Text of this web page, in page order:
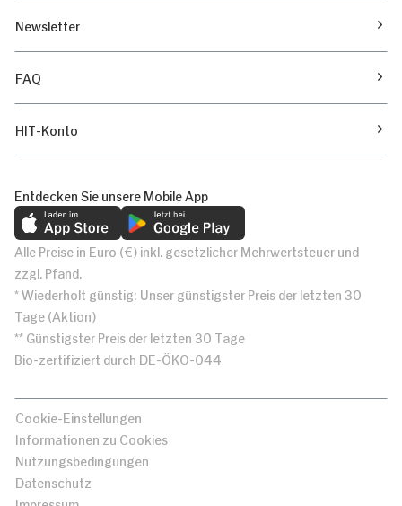
Newsletter
FAQ
HIT-Konto
Entdecken Sie unsere Mobile App
Alle Preise in Euro (€) inkl. gesetzlicher Mehrwertsteuer und
zzgl. Pfand.
* Wiederholt günstig: Unser günstigster Preis der letzten 30
Tage (Aktion)
** Günstigster Preis der letzten 30 Tage
Bio-zertifiziert durch DE-ÖKO-044
Cookie-Einstellungen
Informationen zu Cookies
Nutzungsbedingungen
Datenschutz